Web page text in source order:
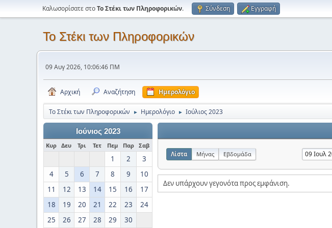
Καλωσορίσατε στοΤο Στέκι των Πληροφορικών. Σύνδεση Εγγραφή
Το Στέκι των Πληροφορικών
09 Αυγ 2026, 10:06:46 ΠΜ
Αρχική Αναζήτηση Ημερολόγιο
Το Στέκι των Πληροφορικών ► Ημερολόγιο ► Ιούλιος 2023
Ιούνιος 2023
Κυρ Δευ Τρι Τετ Πεμ Παρ Σαβ
1 2
3
4
5 6 7 8 9
10
11
12 13 14 15 16
17
18
19 20 21 22 23
24
25
26 27 28 29 30
Λίστα Μήνας Εβδομάδα
Δεν υπάρχουν γεγονότα προς εμφάνιση.